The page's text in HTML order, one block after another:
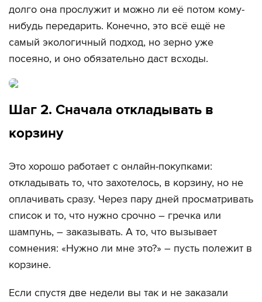
долго она прослужит и можно ли её потом кому-
нибудь передарить. Конечно, это всё ещё не
самый экологичный подход, но зерно уже
посеяно, и оно обязательно даст всходы.
Шаг 2. Сначала откладывать в
корзину
Это хорошо работает с онлайн-покупками:
откладывать то, что захотелось, в корзину, но не
оплачивать сразу. Через пару дней просматривать
список и то, что нужно срочно – гречка или
шампунь, – заказывать. А то, что вызывает
сомнения: «Нужно ли мне это?» – пусть полежит в
корзине.
Если спустя две недели вы так и не заказали